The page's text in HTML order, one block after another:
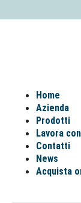
Home
Azienda
Prodotti
Lavora
Contatti
News
Acquista